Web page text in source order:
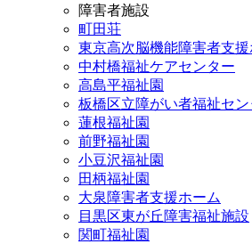
障害者施設
町田荘
東京高次脳機能障害者支援
中村橋福祉ケアセンター
高島平福祉園
板橋区立障がい者福祉セン
蓮根福祉園
前野福祉園
小豆沢福祉園
田柄福祉園
大泉障害者支援ホーム
目黒区東が丘障害福祉施設
関町福祉園